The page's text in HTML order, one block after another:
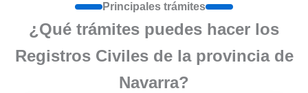
Principales trámites
¿Qué trámites puedes hacer los
Registros Civiles de la provincia de
Navarra?